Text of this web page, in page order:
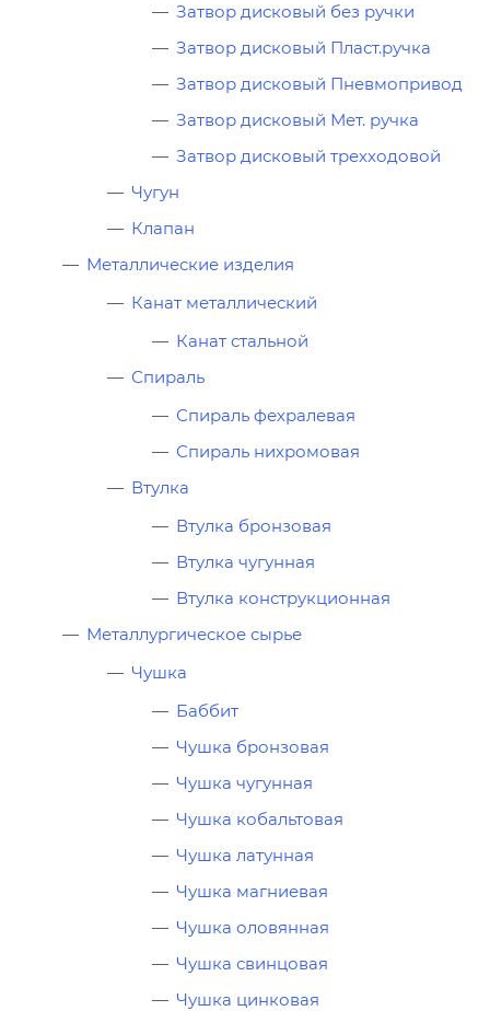
Затвор дисковый без ручки
Затвор дисковый Пласт.ручка
Затвор дисковый Пневмопривод
Затвор дисковый Мет. ручка
Затвор дисковый трехходовой
Чугун
Клапан
Металлические изделия
Канат металлический
Канат стальной
Спираль
Спираль фехралевая
Спираль нихромовая
Втулка
Втулка бронзовая
Втулка чугунная
Втулка конструкционная
Металлургическое сырье
Чушка
Баббит
Чушка бронзовая
Чушка чугунная
Чушка кобальтовая
Чушка латунная
Чушка магниевая
Чушка оловянная
Чушка свинцовая
Чушка цинковая